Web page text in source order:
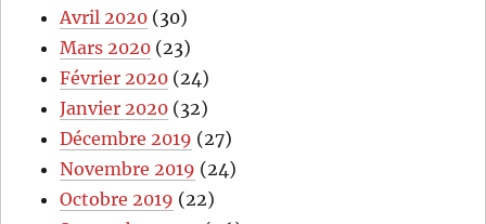
Avril 2020 (30)
Mars 2020 (23)
Février 2020 (24)
Janvier 2020 (32)
Décembre 2019 (27)
Novembre 2019 (24)
Octobre 2019 (22)